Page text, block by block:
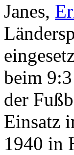
Janes,
beim
der
Einsatz
1940 in